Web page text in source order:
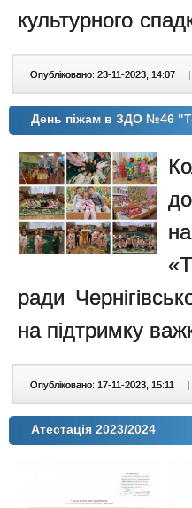
культурного
Опубліковано: 23-11-2023, 14:07 |
День піжам в ЗДО №46
ради
на підтримку
Опубліковано: 17-11-2023, 15:11 |
Атестація 2023/2024